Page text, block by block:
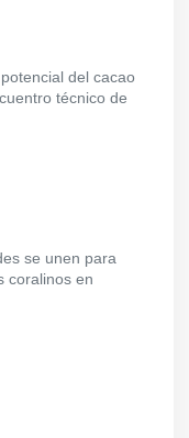
del cacao
técnico de
se unen para
coralinos en